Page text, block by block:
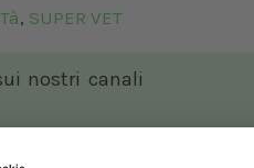
, SUPER VET
nostri canali